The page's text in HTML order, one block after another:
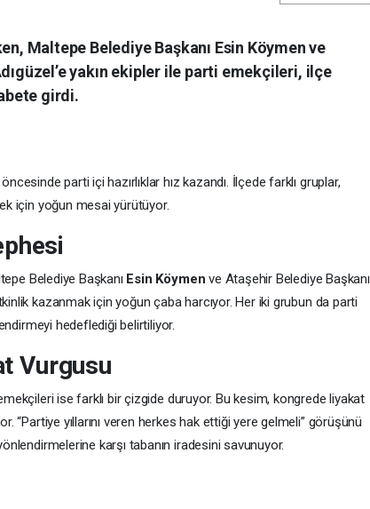
Maltepe Belediye Başkanı Esin Köymen ve
yakın ekipler ile parti emekçileri, ilçe
girdi.
parti içi hazırlıklar hız kazandı. İlçede farklı gruplar,
için yoğun mesai yürütüyor.
Belediye Başkanı Esin Köymen ve Ataşehir Belediye Başkanı
kazanmak için yoğun çaba harcıyor. Her iki grubun da parti
hedeflediği belirtiliyor.
Vurgusu
ise farklı bir çizgide duruyor. Bu kesim, kongrede liyakat
“Partiye yıllarını veren herkes hak ettiği yere gelmeli” görüşünü
karşı tabanın iradesini savunuyor.